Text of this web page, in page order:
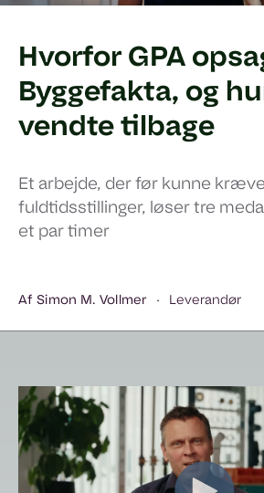
Hvorfor GPA
Byggefakta, og
vendte tilbage
Et arbejde, der før kunne
fuldtidsstillinger, løser tre
et par timer
Af Simon M. Vollmer Leverandør